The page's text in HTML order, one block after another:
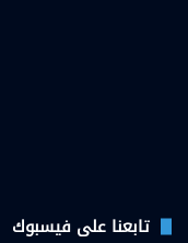
تابعنا على فيسبوك